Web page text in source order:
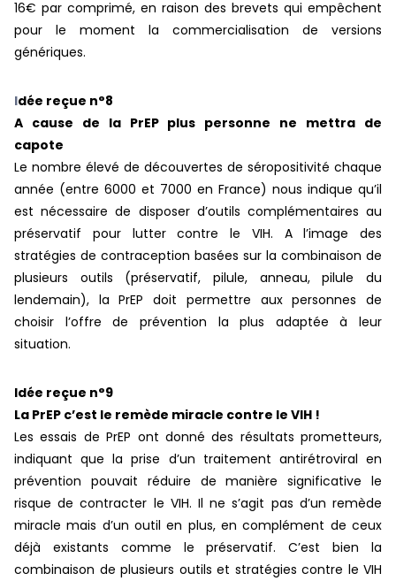
16€ par comprimé, en raison des brevets qui empêchent
pour le moment la commercialisation de versions
génériques.
Idée reçue n°8
A cause de la PrEP plus personne ne mettra de
capote
Le nombre élevé de découvertes de séropositivité chaque
année (entre 6000 et 7000 en France) nous indique qu’il
est nécessaire de disposer d’outils complémentaires au
préservatif pour lutter contre le VIH. A l’image des
stratégies de contraception basées sur la combinaison de
plusieurs outils (préservatif, pilule, anneau, pilule du
lendemain), la PrEP doit permettre aux personnes de
choisir l’offre de prévention la plus adaptée à leur
situation.
Idée reçue n°9
La PrEP c’est le remède miracle contre le VIH !
Les essais de PrEP ont donné des résultats prometteurs,
indiquant que la prise d’un traitement antirétroviral en
prévention pouvait réduire de manière significative le
risque de contracter le VIH. Il ne s’agit pas d’un remède
miracle mais d’un outil en plus, en complément de ceux
déjà existants comme le préservatif. C’est bien la
combinaison de plusieurs outils et stratégies contre le VIH